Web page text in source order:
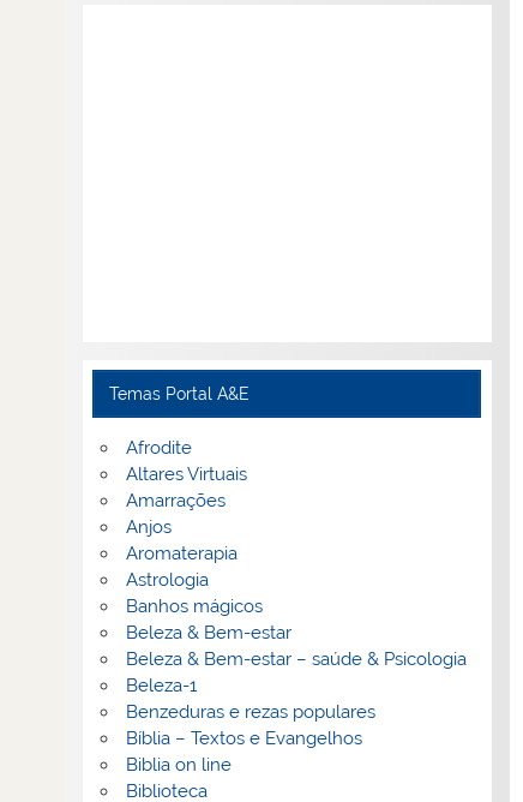
Temas Portal A&E
Afrodite
Altares Virtuais
Amarrações
Anjos
Aromaterapia
Astrologia
Banhos mágicos
Beleza & Bem-estar
Beleza & Bem-estar – saúde & Psicologia
Beleza-1
Benzeduras e rezas populares
Bíblia – Textos e Evangelhos
Biblia on line
Biblioteca